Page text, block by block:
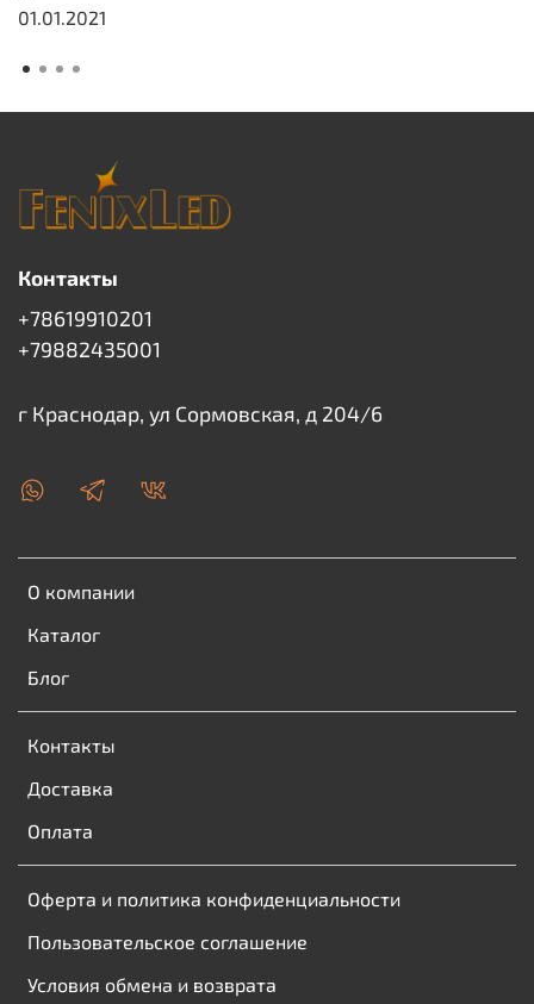
01.01.2021
О компании
Каталог
Блог
Контакты
Доставка
Оплата
Оферта и политика конфиденциальности
Пользовательское соглашение
Условия обмена и возврата
Контакты
+78619910201
+79882435001
г Краснодар, ул Сормовская, д 204/6